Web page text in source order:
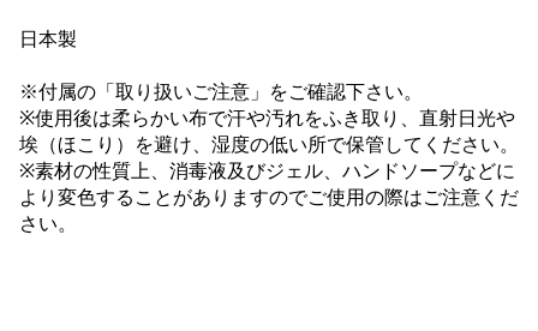
日本製
※付属の「取り扱いご注意」をご確認下さい。
※使用後は柔らかい布で汗や汚れをふき取り、直射日光や
埃（ほこり）を避け、湿度の低い所で保管してください。
※素材の性質上、消毒液及びジェル、ハンドソープなどに
より変色することがありますのでご使用の際はご注意くだ
さい。